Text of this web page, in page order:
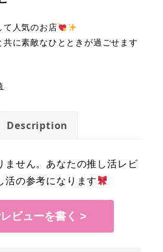
て人気のお店
に素敵なひとときが過ごせます
Description
ません。あなたの推し活レビ
活の参考になります
ビューを書く >